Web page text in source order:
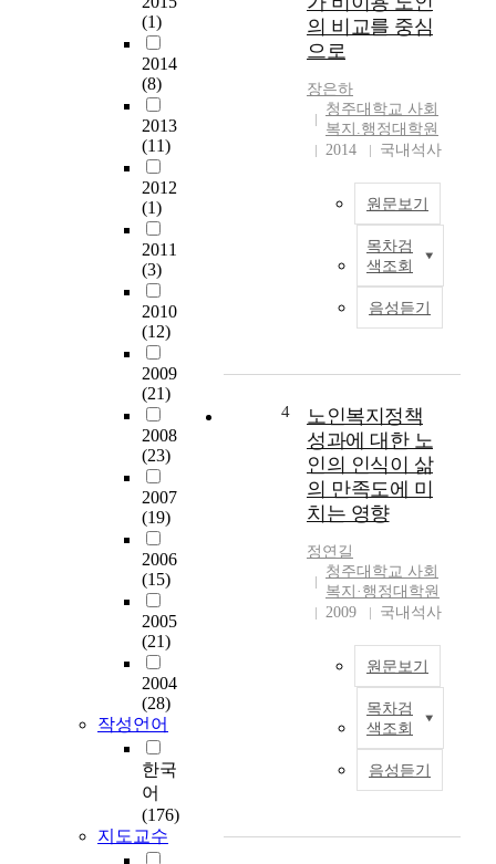
(1)
2014
(8)
2013
(11)
2012
(1)
2011
(3)
2010
(12)
2009
(21)
2008
(23)
2007
(19)
2006
(15)
2005
(21)
2004
(28)
작성언어
한국
어
(176)
지도교수
m
community. Thereby,
Catholic churches
expand the concept of
to execute the social
and integrated social
welfare service for the
whole man in order to
carry out good
services and respond
to various demands on
social welfare. And
missionary works,
should be performed
related to the
community. The goal
of the study is to
comprehend the
Catholic social welfare
service, to examine
propose a plan to
develop and improve
them. In order to
condition of activities,
the study appreciates
the following
problems; the
operation conditions
Catholic social
의 비교를 중심
으로
장은하
청주대학교 사회
복지.행정대학원
2014
국내석사
원문보기
목차검
색조회
음성듣기
4
노인복지정책
성과에 대한 노
인의 인식이 삶
의 만족도에 미
치는 영향
정연길
청주대학교 사회
복지·행정대학원
2009
국내석사
원문보기
목차검
색조회
음성듣기